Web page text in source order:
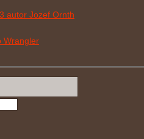
autor Jozef Ornth
Wrangler